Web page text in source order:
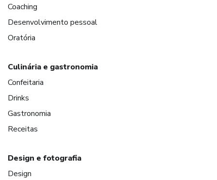
Coaching
Desenvolvimento pessoal
Oratória
Culinária e gastronomia
Confeitaria
Drinks
Gastronomia
Receitas
Design e fotografia
Design